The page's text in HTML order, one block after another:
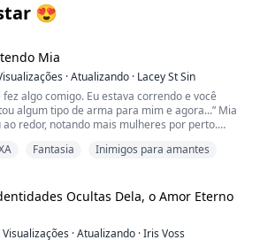
😍
Mia
·Atualizando · Lacey St Sin
fez algo comigo. Eu estava correndo e você
algum tipo de arma para mim e agora...” Mia
ao redor, notando mais mulheres por perto.
coma agora. Precisamos seguir em frente em
para o quê? Eu nem sei onde estou. Ou
muito chapada ou isso é algum tipo de
elaborada...”
Fantasia Inimigos para amantes
Ocultas Dela, o Amor Eterno
Visualizações ·Atualizando ·Iris Voss